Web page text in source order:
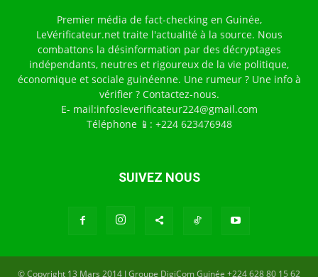
Premier média de fact-checking en Guinée,
LeVérificateur.net traite l'actualité à la source. Nous
combattons la désinformation par des décryptages
indépendants, neutres et rigoureux de la vie politique,
économique et sociale guinéenne. Une rumeur ? Une info à
vérifier ? Contactez-nous.
E- mail:infosleverificateur224@gmail.com
Téléphone 📱: +224 623476948
SUIVEZ NOUS
© Copyright 13 Mars 2014 I Groupe DigiCom Guinée +224 628 80 15 62